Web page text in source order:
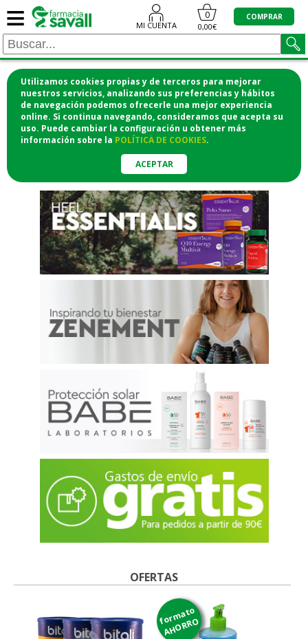
Utilizamos cookies propias y de terceros para mejorar
nuestros servicios, analizando sus preferencias y hábitos
de navegación podemos ofrecerle una mejor experiencia
online. Si continua navegando, consideramos que acepta su
uso. Puede cambiar la configuración u obtener más
información sobre la POLÍTICA DE COOKIES.
ACEPTAR
≡ MI CUENTA
0
0,00€
COMPRAR
¡COMPRA CÓMODAMENTE
DESDE CASA Y RECOGE EN LA
FARMACIA!o si lo prefieres te lo mandamos
a casa
OFERTAS
formato
AHORRO